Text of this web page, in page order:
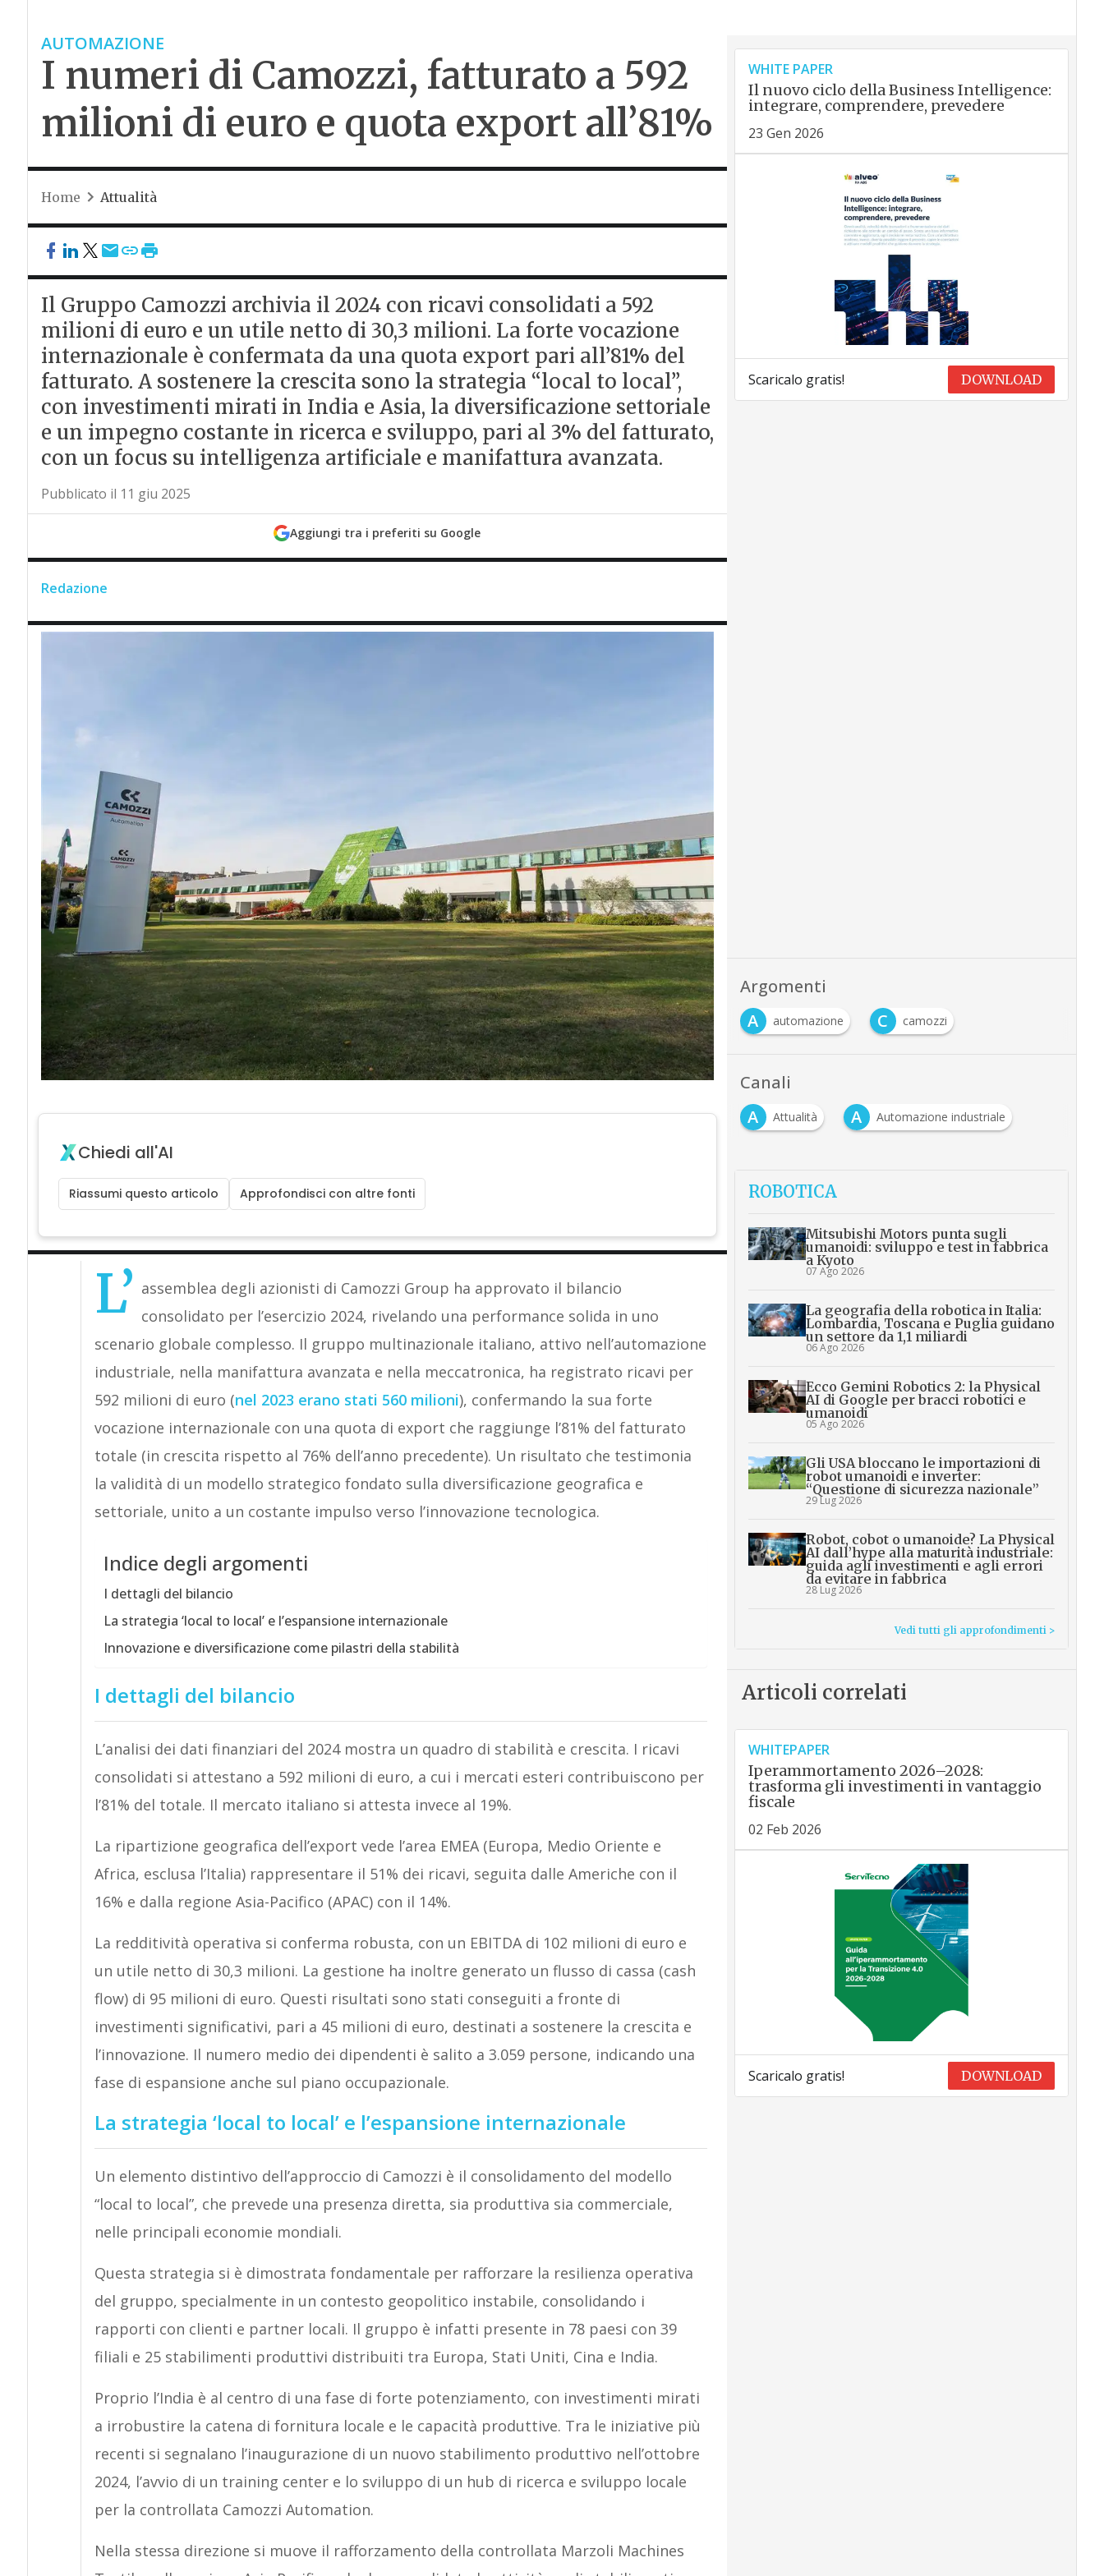
AUTOMAZIONE
I numeri di Camozzi, fatturato a 592
milioni di euro e quota export all’81%
Home Attualità
Il Gruppo Camozzi archivia il 2024 con ricavi consolidati a 592
milioni di euro e un utile netto di 30,3 milioni. La forte vocazione
internazionale è confermata da una quota export pari all’81% del
fatturato. A sostenere la crescita sono la strategia “local to local”,
con investimenti mirati in India e Asia, la diversificazione settoriale
e un impegno costante in ricerca e sviluppo, pari al 3% del fatturato,
con un focus su intelligenza artificiale e manifattura avanzata.
Pubblicato il 11 giu 2025
Aggiungi tra i preferiti su Google
Redazione
Chiedi all'AI
Riassumi questo articolo Approfondisci con altre fonti
L’ assemblea degli azionisti di Camozzi Group ha approvato il bilancio
consolidato per l’esercizio 2024, rivelando una performance solida in uno
scenario globale complesso. Il gruppo multinazionale italiano, attivo nell’automazione
industriale, nella manifattura avanzata e nella meccatronica, ha registrato ricavi per
592 milioni di euro (nel 2023 erano stati 560 milioni), confermando la sua forte
vocazione internazionale con una quota di export che raggiunge l’81% del fatturato
totale (in crescita rispetto al 76% dell’anno precedente). Un risultato che testimonia
la validità di un modello strategico fondato sulla diversificazione geografica e
settoriale, unito a un costante impulso verso l’innovazione tecnologica.
Indice degli argomenti
I dettagli del bilancio
La strategia ‘local to local’ e l’espansione internazionale
Innovazione e diversificazione come pilastri della stabilità
I dettagli del bilancio
L’analisi dei dati finanziari del 2024 mostra un quadro di stabilità e crescita. I ricavi
consolidati si attestano a 592 milioni di euro, a cui i mercati esteri contribuiscono per
l’81% del totale. Il mercato italiano si attesta invece al 19%.
La ripartizione geografica dell’export vede l’area EMEA (Europa, Medio Oriente e
Africa, esclusa l’Italia) rappresentare il 51% dei ricavi, seguita dalle Americhe con il
16% e dalla regione Asia-Pacifico (APAC) con il 14%.
La redditività operativa si conferma robusta, con un EBITDA di 102 milioni di euro e
un utile netto di 30,3 milioni. La gestione ha inoltre generato un flusso di cassa (cash
flow) di 95 milioni di euro. Questi risultati sono stati conseguiti a fronte di
investimenti significativi, pari a 45 milioni di euro, destinati a sostenere la crescita e
l’innovazione. Il numero medio dei dipendenti è salito a 3.059 persone, indicando una
fase di espansione anche sul piano occupazionale.
La strategia ‘local to local’ e l’espansione internazionale
Un elemento distintivo dell’approccio di Camozzi è il consolidamento del modello
“local to local”, che prevede una presenza diretta, sia produttiva sia commerciale,
nelle principali economie mondiali.
Questa strategia si è dimostrata fondamentale per rafforzare la resilienza operativa
del gruppo, specialmente in un contesto geopolitico instabile, consolidando i
rapporti con clienti e partner locali. Il gruppo è infatti presente in 78 paesi con 39
filiali e 25 stabilimenti produttivi distribuiti tra Europa, Stati Uniti, Cina e India.
Proprio l’India è al centro di una fase di forte potenziamento, con investimenti mirati
a irrobustire la catena di fornitura locale e le capacità produttive. Tra le iniziative più
recenti si segnalano l’inaugurazione di un nuovo stabilimento produttivo nell’ottobre
2024, l’avvio di un training center e lo sviluppo di un hub di ricerca e sviluppo locale
per la controllata Camozzi Automation.
Nella stessa direzione si muove il rafforzamento della controllata Marzoli Machines
WHITE PAPER
Il nuovo ciclo della Business Intelligence:
integrare, comprendere, prevedere
23 Gen 2026
Scaricalo gratis! DOWNLOAD
Argomenti
A
automazione C camozzi
Canali
A
Attualità A Automazione industriale
ROBOTICA
Mitsubishi Motors punta sugli
umanoidi: sviluppo e test in fabbrica
a Kyoto
07 Ago 2026
La geografia della robotica in Italia:
Lombardia, Toscana e Puglia guidano
un settore da 1,1 miliardi
06 Ago 2026
Ecco Gemini Robotics 2: la Physical
AI di Google per bracci robotici e
umanoidi
05 Ago 2026
Gli USA bloccano le importazioni di
robot umanoidi e inverter:
“Questione di sicurezza nazionale”
29 Lug 2026
Robot, cobot o umanoide? La Physical
AI dall’hype alla maturità industriale:
guida agli investimenti e agli errori
da evitare in fabbrica
28 Lug 2026
Vedi tutti gli approfondimenti >
Articoli correlati
WHITEPAPER
Iperammortamento 2026–2028:
trasforma gli investimenti in vantaggio
fiscale
02 Feb 2026
Scaricalo gratis! DOWNLOAD